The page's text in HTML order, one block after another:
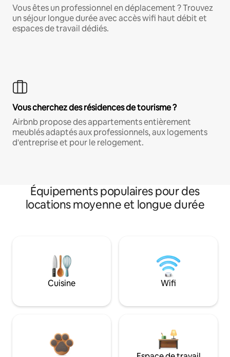
Vous êtes un professionnel en déplacement ? Trouvez
un séjour longue durée avec accès wifi haut débit et
espaces de travail dédiés.
Vous cherchez des résidences de tourisme ?
Airbnb propose des appartements entièrement
meublés adaptés aux professionnels, aux logements
d'entreprise et pour le relogement.
Équipements populaires pour des
locations moyenne et longue durée
Cuisine Wifi